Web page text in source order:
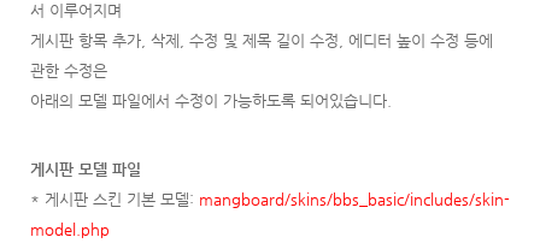
서 이루어지며
게시판 항목 추가, 삭제, 수정 및 제목 길이 수정, 에디터 높이 수정 등에
관한 수정은
아래의 모델 파일에서 수정이 가능하도록 되어있습니다.
게시판 모델 파일
* 게시판 스킨 기본 모델: mangboard/skins/bbs_basic/includes/skin-
model.php